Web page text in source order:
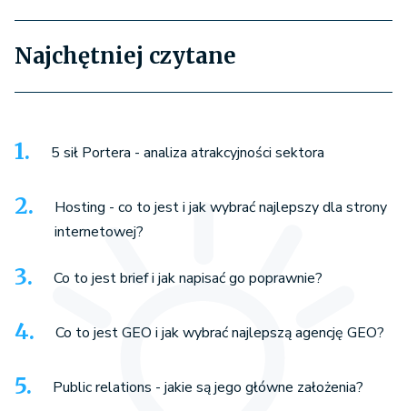
Najchętniej czytane
5 sił Portera - analiza atrakcyjności sektora
Hosting - co to jest i jak wybrać najlepszy dla strony
internetowej?
Co to jest brief i jak napisać go poprawnie?
Co to jest GEO i jak wybrać najlepszą agencję GEO?
Public relations - jakie są jego główne założenia?